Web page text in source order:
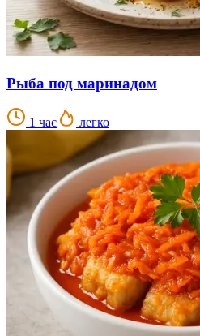
Рыба под маринадом
1 час легко